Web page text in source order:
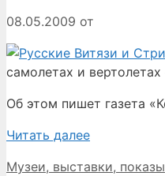
08.05.2009 от
самолетах и
Об этом пишет газета
Читать далее
Рубрики
Музеи, выставки, показы